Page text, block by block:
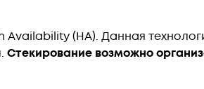
(HA). Данная
Стекирование возможно